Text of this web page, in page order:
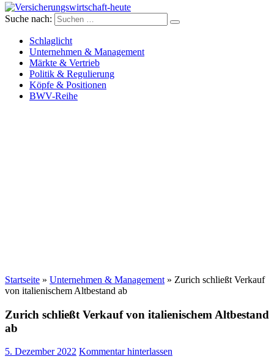
Versicherungswirtschaft-heute
Suche nach:
Schlaglicht
Unternehmen & Management
Märkte & Vertrieb
Politik & Regulierung
Köpfe & Positionen
BWV-Reihe
Startseite » Unternehmen & Management » Zurich schließt Verkauf
von italienischem Altbestand ab
Zurich schließt Verkauf von italienischem Altbestand
ab
5. Dezember 2022 Kommentar hinterlassen